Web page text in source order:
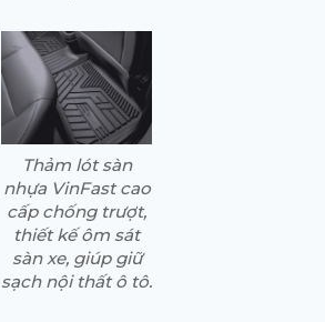
Thảm lót sàn
nhựa VinFast cao
cấp chống trượt,
thiết kế ôm sát
sàn xe, giúp giữ
sạch nội thất ô tô.